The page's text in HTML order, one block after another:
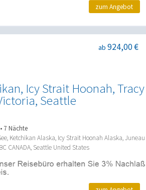
zum Angebot
Icy Strait Hoonah, Tracy
Seattle
ab 924,00 €
• 7 Nächte
Ketchikan Alaska, Icy Strait Hoonah Alaska, Juneau
CANADA, Seattle United States